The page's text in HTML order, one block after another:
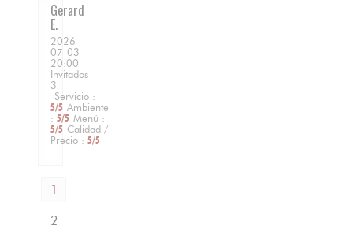
Gerard
E
2026-
07-03 -
20:00 -
Invitados
3
Servicio :
5/5 Ambiente
: 5/5 Menú :
5/5 Calidad /
Precio : 5/5
1
2